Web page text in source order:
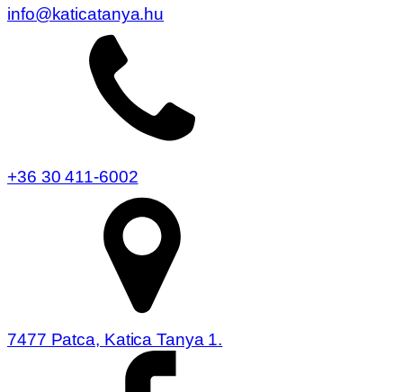
info@katicatanya.hu
+36 30 411-6002
7477 Patca, Katica Tanya 1.